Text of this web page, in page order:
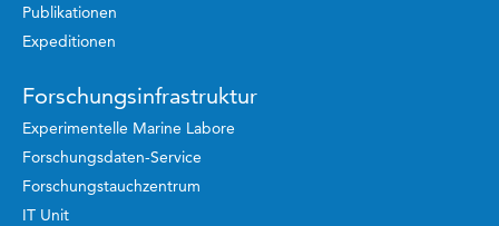
Publikationen
Expeditionen
Forschungsinfrastruktur
Experimentelle Marine Labore
Forschungsdaten-Service
Forschungstauchzentrum
IT Unit